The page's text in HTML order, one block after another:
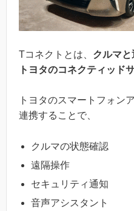
Tコネクトとは、 クルマ
トヨタのコネクティッド
トヨタのスマートフォン
連携することで、
クルマの状態確認
遠隔操作
セキュリティ通知
音声アシスタント